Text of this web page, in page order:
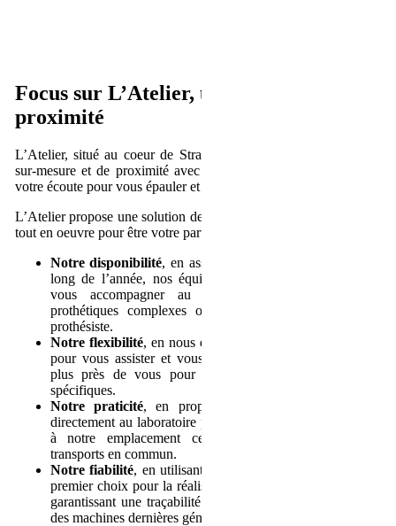
Focus sur L’Atelier, un partenaire de
proximité
L’Atelier, situé au coeur de Strasbourg, vous propose un service
sur-mesure et de proximité avec une équipe d’experts qui sont à
votre écoute pour vous épauler et vous accompagner au quotidien.
L’Atelier propose une solution de proximité et nos équipes mettent
tout en oeuvre pour être votre partenaire de confiance grâce à :
Notre disponibilité, en assurant un service continu tout au
long de l’année, nos équipes sont également capables de
vous accompagner au fauteuil lors de restaurations
prothétiques complexes ou nécessitant la présence d’un
prothésiste.
Notre flexibilité, en nous déplaçant au sein de vos cabinets
pour vous assister et vous conseiller, nos équipes sont au
plus près de vous pour répondre à vos problématiques
spécifiques.
Notre praticité, en proposant à vos patients de venir
directement au laboratoire pour les prises de teintes et grâce
à notre emplacement central facilement accessible en
transports en commun.
Notre fiabilité, en utilisant exclusivement des matériaux de
premier choix pour la réalisation des prothèses dentaires, en
garantissant une traçabilité sans failles et en nous équipant
des machines dernières générations.